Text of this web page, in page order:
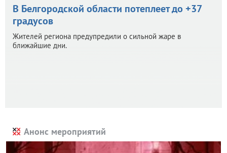
В Белгородской области потеплеет до +37
градусов
Жителей региона предупредили о сильной жаре в
ближайшие дни.
Анонс мероприятий